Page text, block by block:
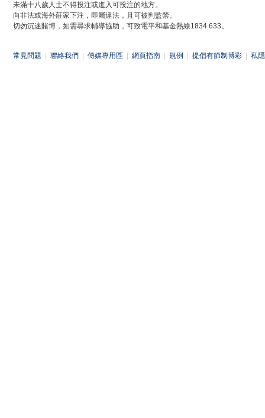
未滿十八歲人士不得投注或進入可投注的地方。
向非法或海外莊家下注，即屬違法，且可被判監禁。
切勿沉迷賭博，如需尋求輔導協助，可致電平和基金熱線1834 633。
常見問題 聯絡我們 傳媒專用區 網頁指南 規例 提倡有節制博彩 私